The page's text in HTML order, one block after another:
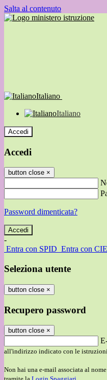
Salta al contenuto
Italiano
Italiano
Accedi
Accedi
button close ×
Password dimenticata?
-
Entra con SPID Entra con CIE
Seleziona utente
button close ×
Recupero password
button close ×
all'indirizzo indicato con le istruzioni
Non hai una e-mail associata al